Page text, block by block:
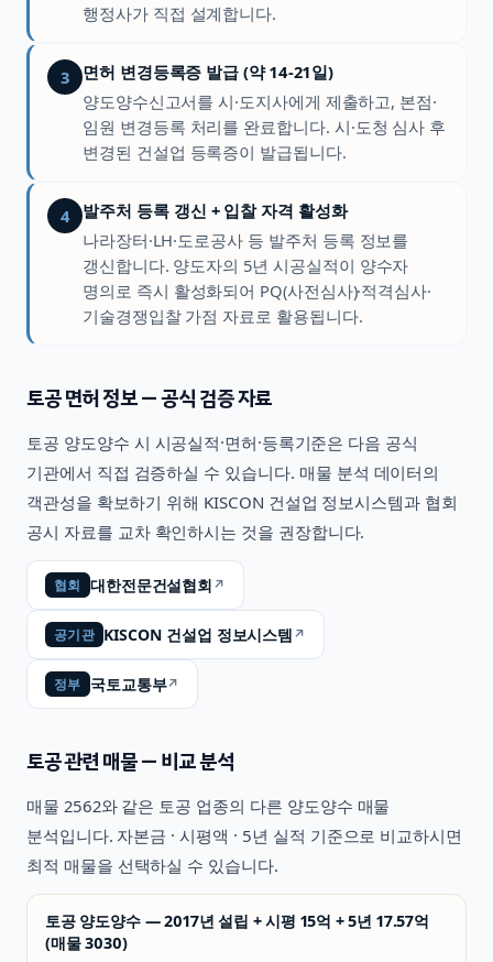
행정사가 직접 설계합니다.
3
면허 변경등록증 발급 (약 14-21일)
양도양수신고서를 시·도지사에게 제출하고, 본점·
임원 변경등록 처리를 완료합니다. 시·도청 심사 후
변경된 건설업 등록증이 발급됩니다.
4
발주처 등록 갱신 + 입찰 자격 활성화
나라장터·LH·도로공사 등 발주처 등록 정보를
갱신합니다. 양도자의 5년 시공실적이 양수자
명의로 즉시 활성화되어 PQ(사전심사)·적격심사·
기술경쟁입찰 가점 자료로 활용됩니다.
토공면허 정보 — 공식 검증 자료
토공 양도양수 시 시공실적·면허·등록기준은 다음 공식
기관에서 직접 검증하실 수 있습니다. 매물 분석 데이터의
객관성을 확보하기 위해 KISCON 건설업 정보시스템과 협회
공시 자료를 교차 확인하시는 것을 권장합니다.
협회 대한전문건설협회↗
공기관 KISCON 건설업 정보시스템↗
정부 국토교통부↗
토공관련 매물 — 비교 분석
매물 2562와 같은 토공 업종의 다른 양도양수 매물
분석입니다. 자본금 · 시평액 · 5년 실적 기준으로 비교하시면
최적 매물을 선택하실 수 있습니다.
토공 양도양수 — 2017년 설립 + 시평 15억 + 5년 17.57억
(매물 3030)